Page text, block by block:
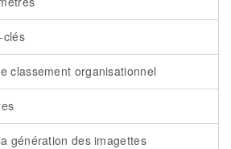
clés
classement organisationnel
génération des imagettes